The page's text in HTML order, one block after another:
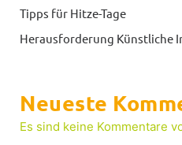
Tipps für Hitze-Tage
Herausforderung Künstliche
Neueste
Es sind keine Kommentare